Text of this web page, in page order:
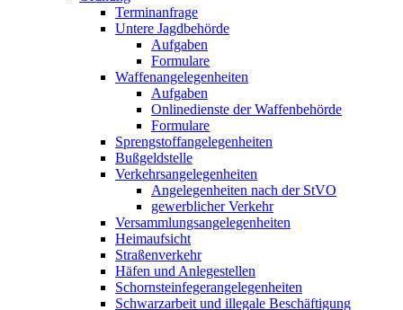
Terminanfrage
Untere Jagdbehörde
Aufgaben
Formulare
Waffenangelegenheiten
Aufgaben
Onlinedienste der Waffenbehörde
Formulare
Sprengstoff­angelegenheiten
Bußgeldstelle
Verkehrsangelegenheiten
Angelegenheiten nach der StVO
gewerblicher Verkehr
Versammlungs­angelegenheiten
Heimaufsicht
Straßenverkehr
Häfen und Anlegestellen
Schornsteinfeger­angelegenheiten
Schwarzarbeit und illegale Beschäftigung